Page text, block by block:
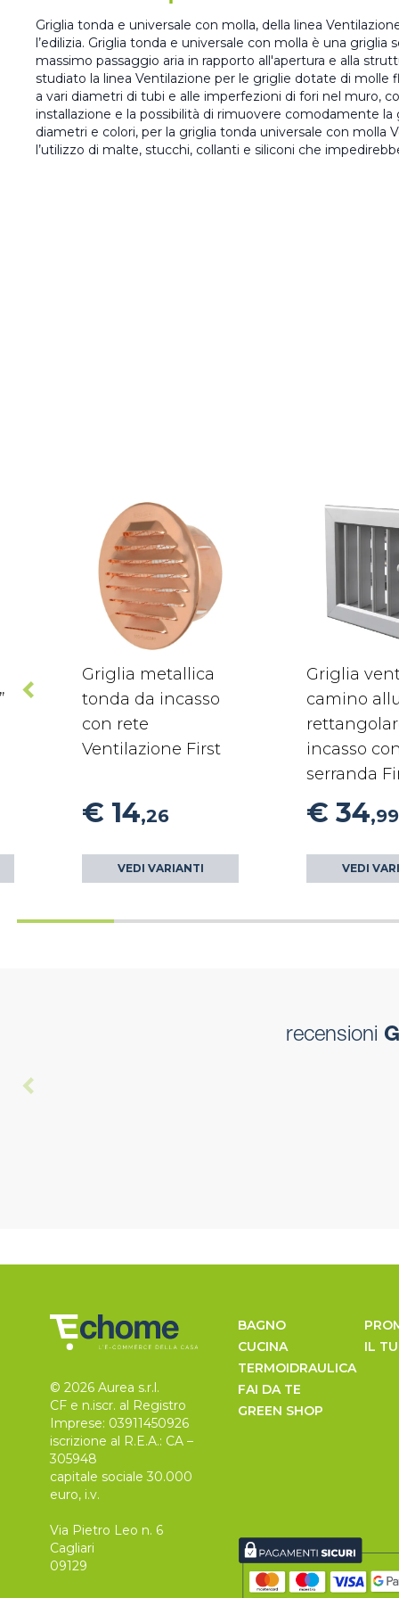
Griglia tonda e universale con molla, della linea
l’edilizia. Griglia tonda e universale con molla è una griglia
massimo passaggio aria in rapporto all'apertura e alla
studiato la linea Ventilazione per le griglie dotate di molle
a vari diametri di tubi e alle imperfezioni di fori nel muro,
installazione e la possibilità di rimuovere comodamente la
diametri e colori, per la griglia tonda universale con molla
l’utilizzo di malte, stucchi, collanti e siliconi che
Griglia metallica
tonda da incasso
con rete
Ventilazione First
€ 14,26
VEDI VARIANTI
Griglia
camino
incasso con
serranda
€ 34,99
VEDI
recensioni
© 2026 Aurea s.r.l.
CF e n.iscr. al Registro
Imprese: 03911450926
iscrizione al R.E.A.: CA –
305948
capitale sociale 30.000
euro, i.v.
Via Pietro Leo n. 6
Cagliari
09129
BAGNO
CUCINA
TERMOIDRAULICA
FAI DA TE
GREEN SHOP
IL